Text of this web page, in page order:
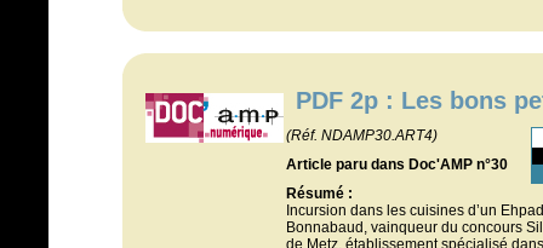
PDF 2p : Les bons
(Réf. NDAMP30.ART4)
Article paru dans Doc'AMP n°30
Résumé :
Incursion dans les cuisines d’un
Bonnabaud, vainqueur du concours
de Metz, établissement spécialisé